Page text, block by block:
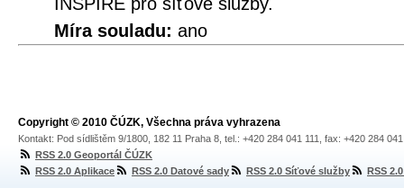
Míra souladu: ano
Copyright © 2010 ČÚZK, Všechna práva vyhrazena
Kontakt: Pod sídlištěm 9/1800, 182 11 Praha 8, tel.: +420 284 041 111, fax: +420 284
RSS 2.0 Geoportál ČÚZK
RSS 2.0 Aplikace
RSS 2.0 Datové sady RSS 2.0 Síťové služby RSS